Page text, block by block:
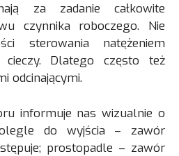
za zadanie całkowite
czynnika roboczego. Nie
sterowania natężeniem
cieczy. Dlatego często też
odcinającymi.
informuje nas wizualnie o
do wyjścia – zawór
prostopadle – zawór